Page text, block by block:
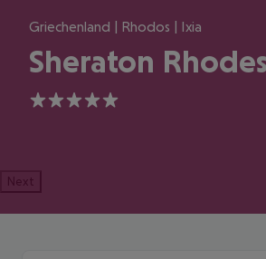
Griechenland | Rhodos | Ixia
Sheraton
5
Next